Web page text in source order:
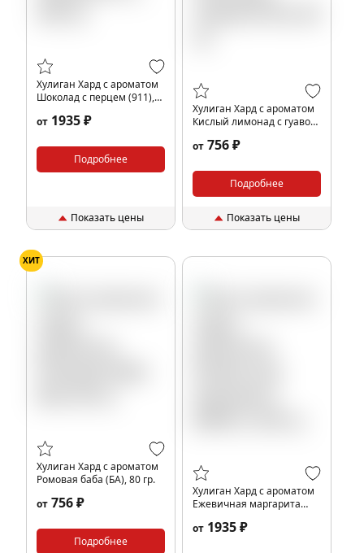
Хулиган Хард с ароматом
Шоколад с перцем (911),
от 1935 ₽
Подробнее
Показать цены
Хулиган Хард с ароматом
Кислый лимонад с гуавой
от 756 ₽
Подробнее
Показать цены
ХИТ
Хулиган Хард с ароматом
Ромовая баба (БА), 80 гр.
от 756 ₽
Подробнее
Хулиган Хард с ароматом
Ежевичная маргарита
от 1935 ₽